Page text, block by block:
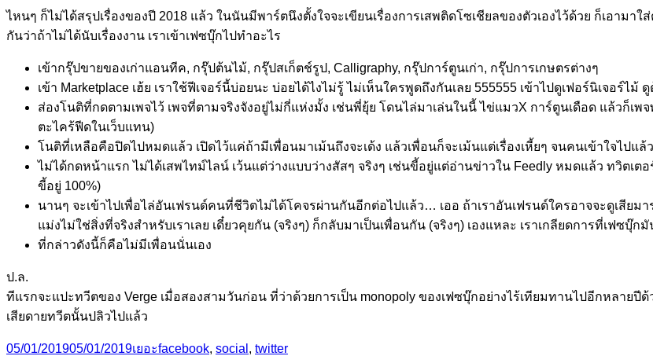
ไหนๆ ก็ไม่ได้สรุปเรื่องของปี 2018 แล้ว ในนันมีพาร์ตนึงตั้งใจจะเขียนเรื่องการเสพติดโซเชียลของตัวเองไว้ด้วย ก็เอา
กันว่าถ้าไม่ได้นับเรื่องงาน เราเข้าเฟซบุ๊กไปทำอะไร
เข้ากรุ๊ปขายของเก่าแอนทีค, กรุ๊ปต้นไม้, กรุ๊ปสเก็ตช์รูป, Calligraphy, กรุ๊ปการ์ตูนเก่า, กรุ๊ปการเกษตรต่างๆ
เข้า Marketplace เฮ้ย เราใช้ฟีเจอร์นี้บ่อยนะ บ่อยได้ไงไม่รู้ ไม่เห็นใครพูดถึงกันเลย 555555 เข้าไปดูเฟอร์นิเจอร์ไม้
ส่องโนติที่กดตามเพจไว้ เพจที่ตามจริงจังอยู่ไม่กี่แห่งมั้ง เช่นพี่ยุ้ย โดนไล่มาเล่นในนี้ ไข่แมวX การ์ตูนเดือด แล้วก็เ
ตะไคร้ฟีดในเว็บแทน)
โนติที่เหลือคือปิดไปหมดแล้ว เปิดไว้แค่ถ้ามีเพื่อนมาเม้นถึงจะเด้ง แล้วเพื่อนก็จะเม้นแต่เรื่องเหี้ยๆ จนคนเข้าใจไป
ไม่ได้กดหน้าแรก ไม่ได้เสพไทม์ไลน์ เว้นแต่ว่างแบบว่างสัสๆ จริงๆ เช่นขี้อยู่แต่อ่านข่าวใน Feedly หมดแล้ว ทวิตเ
ขี้อยู่ 100%)
นานๆ จะเข้าไปเพื่อไล่อันเฟรนด์คนที่ชีวิตไม่ได้โคจรผ่านกันอีกต่อไปแล้ว… เออ ถ้าเราอันเฟรนด์ใครอาจจะดูเสียมา
แม่งไม่ใช่สิ่งที่จริงสำหรับเราเลย เดี๋ยวคุยกัน (จริงๆ) ก็กลับมาเป็นเพื่อนกัน (จริงๆ) เองแหละ เราเกลียดการที่เฟซ
ที่กล่าวดังนี้ก็คือไม่มีเพื่อนนั่นเอง
ป.ล.
ทีแรกจะแปะทวีตของ Verge เมื่อสองสามวันก่อน ที่ว่าด้วยการเป็น monopoly ของเฟซบุ๊กอย่างไร้เทียมทานไปอีกหลาย
เสียดายทวีตนั้นปลิวไปแล้ว
Posted
05/01/201905/01/2019Categories
เยอะTags
facebook, social , twitter